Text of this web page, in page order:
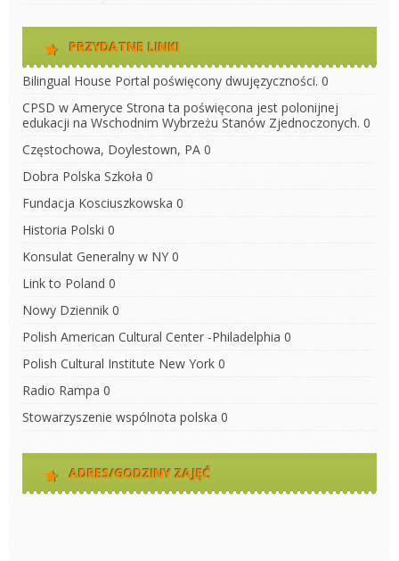
PRZYDATNE LINKI
Bilingual House Portal poświęcony dwujęzyczności. 0
CPSD w Ameryce Strona ta poświęcona jest polonijnej
edukacji na Wschodnim Wybrzeżu Stanów Zjednoczonych. 0
Częstochowa, Doylestown, PA 0
Dobra Polska Szkoła 0
Fundacja Kosciuszkowska 0
Historia Polski 0
Konsulat Generalny w NY 0
Link to Poland 0
Nowy Dziennik 0
Polish American Cultural Center -Philadelphia 0
Polish Cultural Institute New York 0
Radio Rampa 0
Stowarzyszenie wspólnota polska 0
ADRES/GODZINY ZAJĘĆ